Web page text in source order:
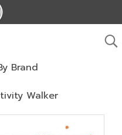
Brand
Walker